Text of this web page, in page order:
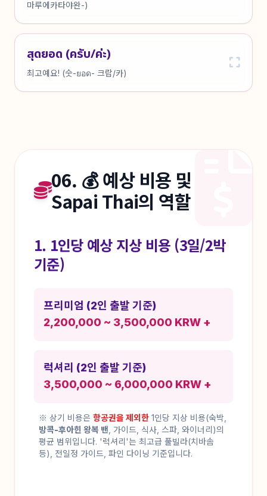
마루에카타야완-)
สุดยอด (ครับ/ค่ะ)
최고예요! (숫-ยอด- 크랍/카)
06. 💰 예상 비용 및
Sapai Thai의 역할
1. 1인당 예상 지상 비용 (3일/2박
기준)
프리미엄 (2인 출발 기준)
2,200,000 ~ 3,500,000 KRW +
럭셔리 (2인 출발 기준)
3,500,000 ~ 6,000,000 KRW +
※ 상기 비용은 항공권을 제외한 1인당 지상 비용(숙박,
방콕-후아힌 왕복 밴 , 가이드, 식사, 스파, 와이너리)의
평균 범위입니다. '럭셔리'는 최고급 풀빌라(치바솜
등), 전일정 가이드, 파인 다이닝 기준입니다.